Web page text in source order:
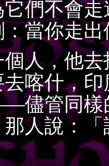
們不會
當你走
，他去
喀什，
儘管同樣
人說：